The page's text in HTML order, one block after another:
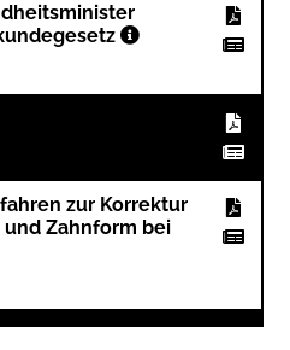
zur Korrektur
Zahnform bei